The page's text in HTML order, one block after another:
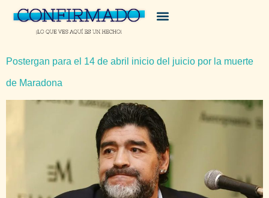
Postergan para el 14 de abril inicio del juicio por la muerte
de Maradona